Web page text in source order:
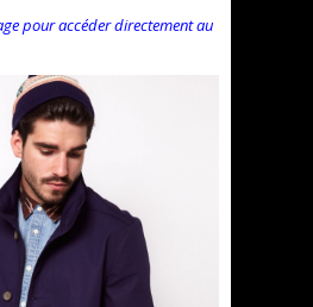
pour accéder directement au